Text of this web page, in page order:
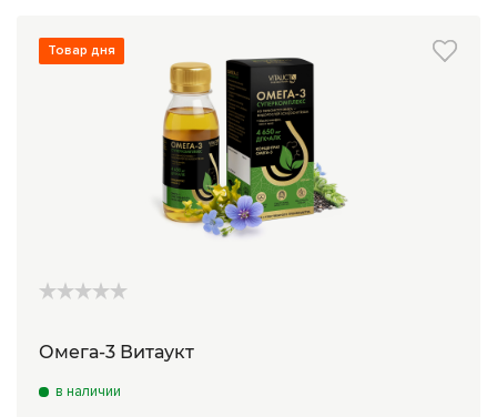
Травяной чай
Лечебные мази
Товар дня
Омега-3 Витаукт
в наличии